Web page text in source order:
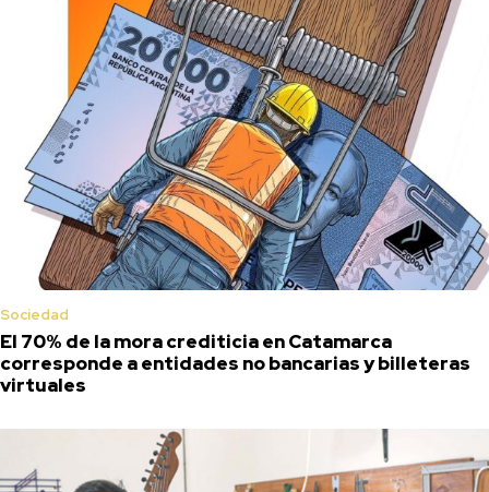
Sociedad
El 70% de la mora crediticia en Catamarca
corresponde a entidades no bancarias y billeteras
virtuales